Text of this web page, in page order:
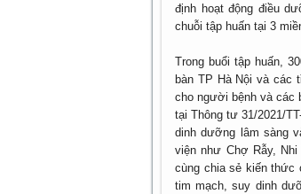
định hoạt động điều
chuỗi tập huấn tại 3
Trong buổi tập huấn,
bàn TP Hà Nội và các
cho người bệnh và các
tại Thông tư 31/2021/
dinh dưỡng lâm sàng
viện như Chợ Rẫy,
cùng chia sẻ kiến thức
tim mạch, suy dinh